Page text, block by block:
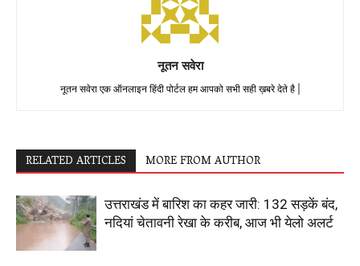
नूतन सवेरा
नूतन सवेरा एक ऑनलाइन हिंदी पोर्टल हम आपको सभी सही ख़बरे देते है |
RELATED ARTICLES MORE FROM AUTHOR
उत्तराखंड में बारिश का कहर जारी: 132 सड़कें बंद,
नदियां चेतावनी रेखा के करीब, आज भी येलो अलर्ट